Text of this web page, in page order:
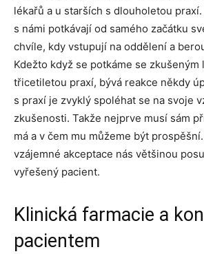
lékařů a u starších s dlouholetou
s námi potkávají od samého začátku
chvíle, kdy vstupují na oddělení a
Kdežto když se potkáme se zkušeným
třicetiletou praxí, bývá reakce někdy
s praxí je zvyklý spoléhat se na svoje
zkušenosti. Takže nejprve musí sám
má a v čem mu můžeme být
vzájemné akceptace nás většinou
vyřešený pacient.
Klinická farmacie a
pacientem